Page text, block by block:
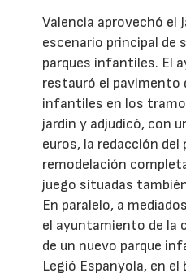
Valencia aprovechó el
escenario principal de
parques infantiles. El
restauró el pavimento
infantiles en los
jardín y adjudicó, con
euros, la redacción del
remodelación
juego situadas
En paralelo, a
el ayuntamiento de la
de un nuevo parque
Legió Espanyola, en el